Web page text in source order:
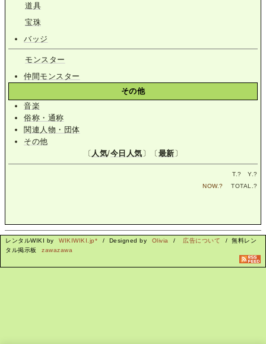
道具
宝珠
バッジ
モンスター
仲間モンスター
その他
音楽
俗称・通称
関連人物・団体
その他
〔 人気/今日人気 〕〔 最新 〕
T.? Y.?
NOW.? TOTAL.?
レンタルWIKI by WIKIWIKI.jp* / Designed by Olivia / 広告について
/ 無料レン
タル掲示板
zawazawa